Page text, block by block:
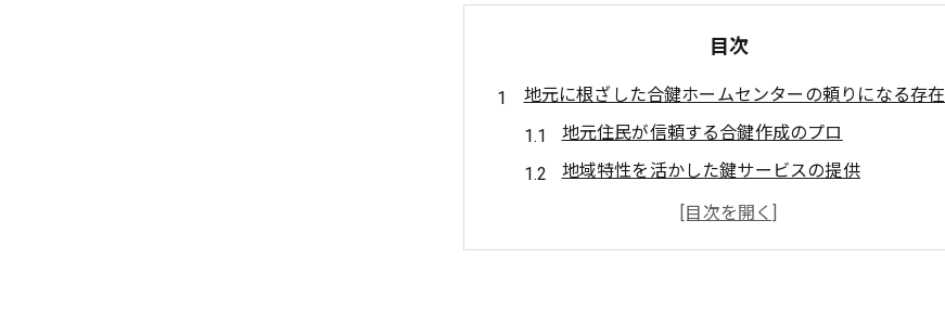
目次
地元に根ざした合鍵ホームセンターの頼りになる存在
地元住民が信頼する合鍵作成のプロ
地域特性を活かした鍵サービスの提供
ホームセンターの合鍵サービスが選ばれる理由
地元企業と連携した安心の合鍵作成